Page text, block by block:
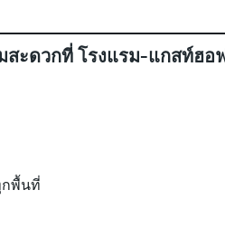
สะดวกที่ โรงแรม-แกสท์ฮอ
กพื้นที่